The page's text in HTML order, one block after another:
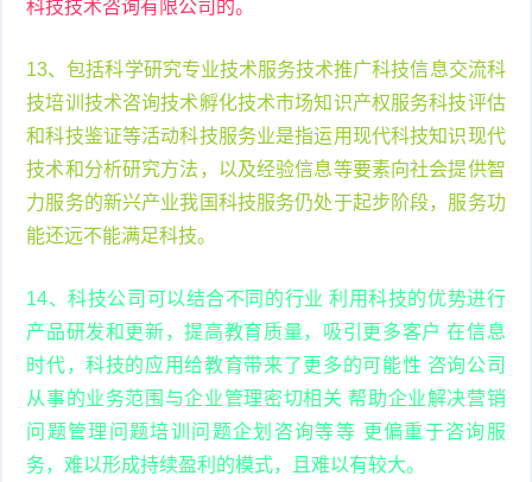
科技技术咨询有限公司的。
13、包括科学研究专业技术服务技术推广科技信息交流科
技培训技术咨询技术孵化技术市场知识产权服务科技评估
和科技鉴证等活动科技服务业是指运用现代科技知识现代
技术和分析研究方法，以及经验信息等要素向社会提供智
力服务的新兴产业我国科技服务仍处于起步阶段，服务功
能还远不能满足科技。
14、科技公司可以结合不同的行业 利用科技的优势进行
产品研发和更新，提高教育质量，吸引更多客户 在信息
时代，科技的应用给教育带来了更多的可能性 咨询公司
从事的业务范围与企业管理密切相关 帮助企业解决营销
问题管理问题培训问题企划咨询等等 更偏重于咨询服
务，难以形成持续盈利的模式，且难以有较大。